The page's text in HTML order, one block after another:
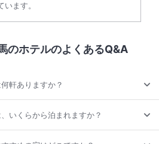
ます。
のホテルのよくあるQ&A
軒ありますか？
いくらから泊まれますか？